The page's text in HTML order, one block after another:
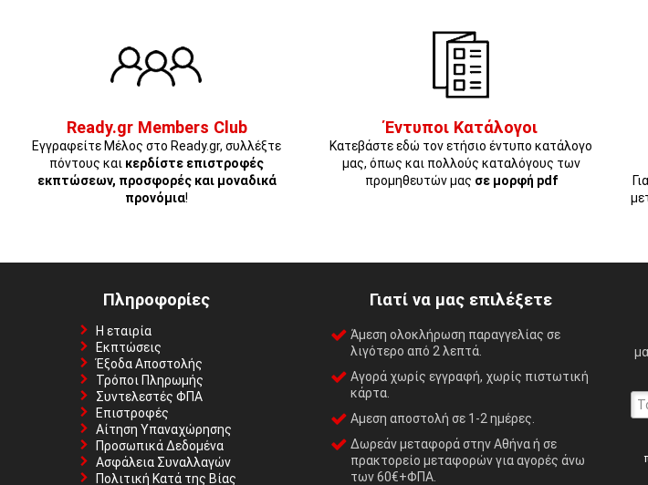
Ready.gr Members Club
Εγγραφείτε Μέλος στο Ready.gr, συλλέξτε
πόντους και κερδίστε επιστροφές
εκπτώσεων, προσφορές και μοναδικά
προνόμια!
Έντυποι Κατάλογοι
Κατεβάστε εδώ τον ετήσιο έντυπο κατάλογο
μας, όπως και πολλούς καταλόγους των
προμηθευτών μας σε μορφή pdf
Πληροφορίες
Η εταιρία
Εκπτώσεις
Έξοδα Αποστολής
Τρόποι Πληρωμής
Συντελεστές ΦΠΑ
Επιστροφές
Αίτηση Υπαναχώρησης
Προσωπικά Δεδομένα
Ασφάλεια Συναλλαγών
Πολιτική Κατά της Βίας
Γιατί να μας επιλέξετε
Άμεση ολοκλήρωση παραγγελίας σε
λιγότερο από 2 λεπτά.
Αγορά χωρίς εγγραφή, χωρίς πιστωτική
κάρτα.
Αμεση αποστολή σε 1-2 ημέρες.
Δωρεάν μεταφορά στην Αθήνα ή σε
πρακτορείο μεταφορών για αγορές άνω
των 60€+ΦΠΑ.